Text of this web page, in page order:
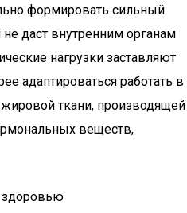
формировать сильный
даст внутренним органам
нагрузки заставляют
адаптироваться работать в
ткани, производящей
веществ,
здоровью